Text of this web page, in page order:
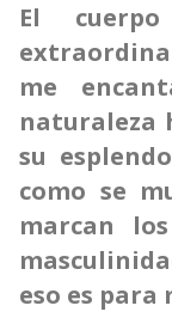
El
me
naturaleza
su
como se
marcan
eso es para